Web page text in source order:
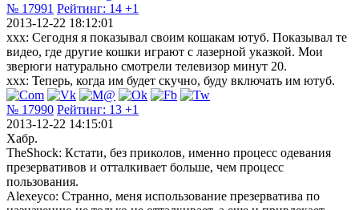
№ 17991 Рейтинг: 14 +1
2013-12-22 18:12:01
xxx: Сегодня я показывал своим кошакам ютуб. Показывал те
видео, где другие кошки играют с лазерной указкой. Мои
зверюги натурально смотрели телевизор минут 20.
xxx: Теперь, когда им будет скучно, буду включать им ютуб.
№ 17990 Рейтинг: 13 +1
2013-12-22 14:15:01
Хабр.
TheShock: Кстати, без приколов, именно процесс одевания
презервативов и отталкивает больше, чем процесс
пользования.
Alexeyco: Странно, меня использование презерватива по